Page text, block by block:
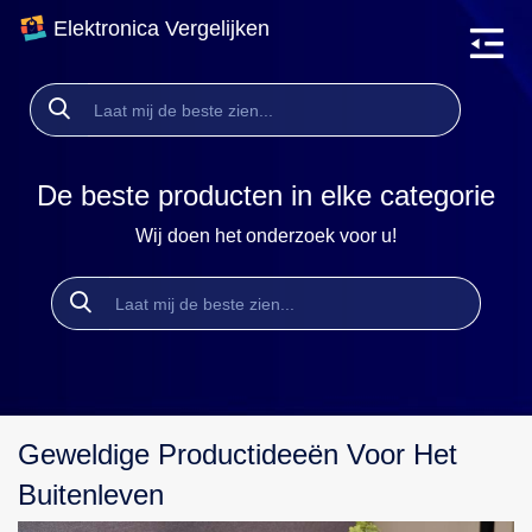
Elektronica Vergelijken
De beste producten in elke categorie
Wij doen het onderzoek voor u!
Geweldige Productideeën Voor Het
Buitenleven